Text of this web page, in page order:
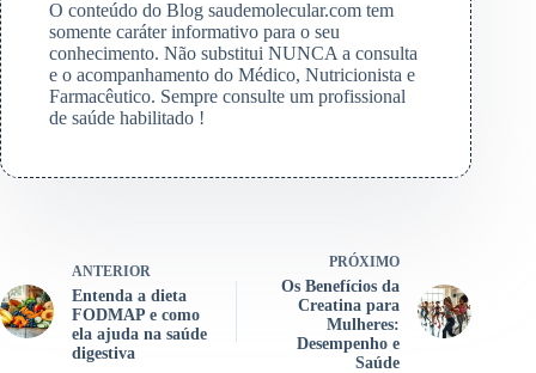
O conteúdo do Blog saudemolecular.com tem
somente caráter informativo para o seu
conhecimento. Não substitui NUNCA a consulta
e o acompanhamento do Médico, Nutricionista e
Farmacêutico. Sempre consulte um profissional
de saúde habilitado !
ANTERIOR
Entenda a dieta
FODMAP e como
ela ajuda na saúde
digestiva
PRÓXIMO
Os Benefícios da
Creatina para
Mulheres:
Desempenho e
Saúde